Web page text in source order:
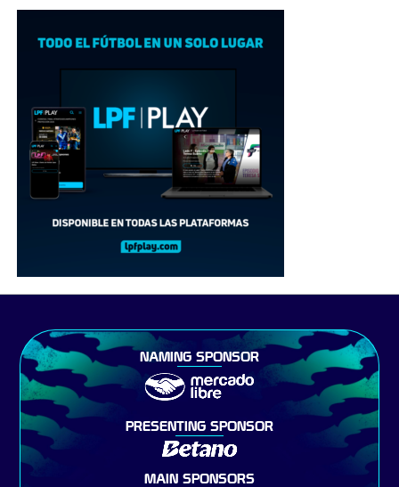
NAMING SPONSOR
PRESENTING SPONSOR
MAIN SPONSORS